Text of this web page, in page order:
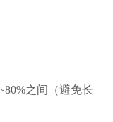
之间（避免长